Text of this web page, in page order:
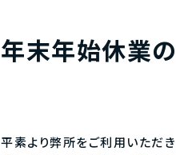
年末年始休業
平素より弊所をご利用いただき